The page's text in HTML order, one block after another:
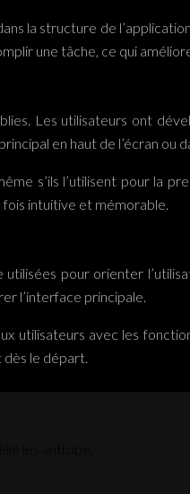
la structure de
une tâche, ce qui
Les utilisateurs ont
en haut de l’écran ou
s’ils l’utilisent pour la
intuitive et mémorable.
pour orienter
l’interface principale.
avec les
dès le départ.